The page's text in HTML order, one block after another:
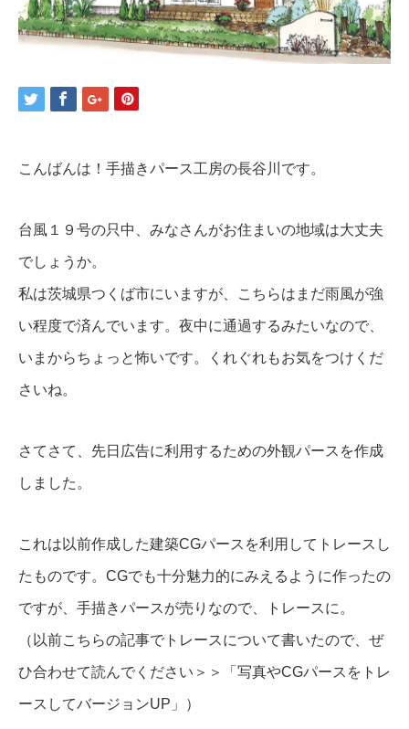
こんばんは！手描きパース工房の長谷川です。
台風１９号の只中、みなさんがお住まいの地域は大丈夫
でしょうか。
私は茨城県つくば市にいますが、こちらはまだ雨風が強
い程度で済んでいます。夜中に通過するみたいなので、
いまからちょっと怖いです。くれぐれもお気をつけくだ
さいね。
さてさて、先日広告に利用するための外観パースを作成
しました。
これは以前作成した建築CGパースを利用してトレースし
たものです。CGでも十分魅力的にみえるように作ったの
ですが、手描きパースが売りなので、トレースに。
（以前こちらの記事でトレースについて書いたので、ぜ
ひ合わせて読んでください＞＞「 写真やCGパースをトレ
ースしてバージョンUP 」）